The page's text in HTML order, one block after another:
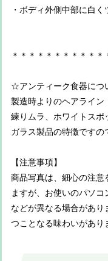
・ボディ外側中部に白
＊＊＊＊＊＊＊＊＊＊＊
☆アンティーク食器につ
製造時よりのヘアライン
練りムラ、ホワイトスポ
ガラス製品の特徴ですの
【注意事項】
商品写真は、細心の注意
ますが、お使いのパソ
などが異なる場合があ
つことなる味わいがあり